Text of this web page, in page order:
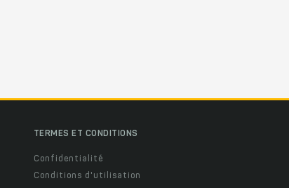
TERMES ET CONDITIONS
Confidentialité
Conditions d'utilisation